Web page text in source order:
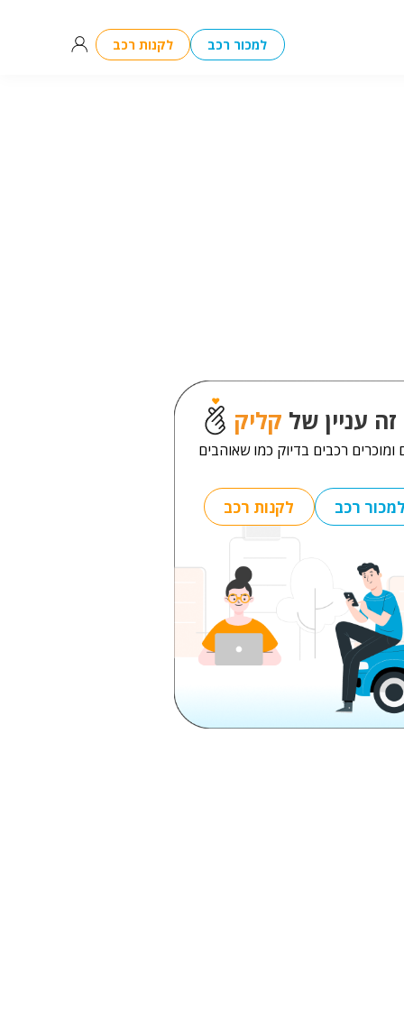
למכור רכב לקנות רכב
עניין של קליק
ומוכרים רכבים בדיוק כמו שאוהבים
רכב לקנות רכב